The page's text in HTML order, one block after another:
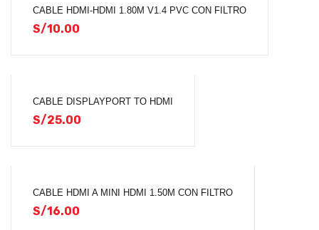
CABLE HDMI-HDMI 1.80M V1.4 PVC CON FILTRO
S/10.00
CABLE DISPLAYPORT TO HDMI
S/25.00
CABLE HDMI A MINI HDMI 1.50M CON FILTRO
S/16.00